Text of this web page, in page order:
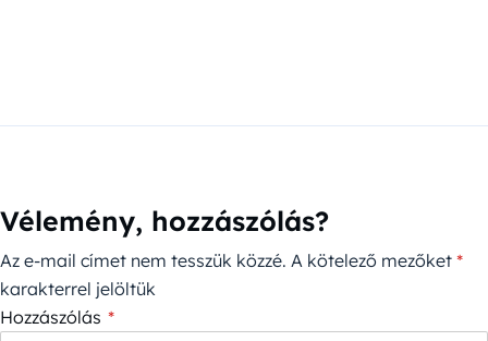
Vélemény, hozzászólás?
Az e-mail címet nem tesszük közzé. A kötelező mezőket *
karakterrel jelöltük
Hozzászólás *